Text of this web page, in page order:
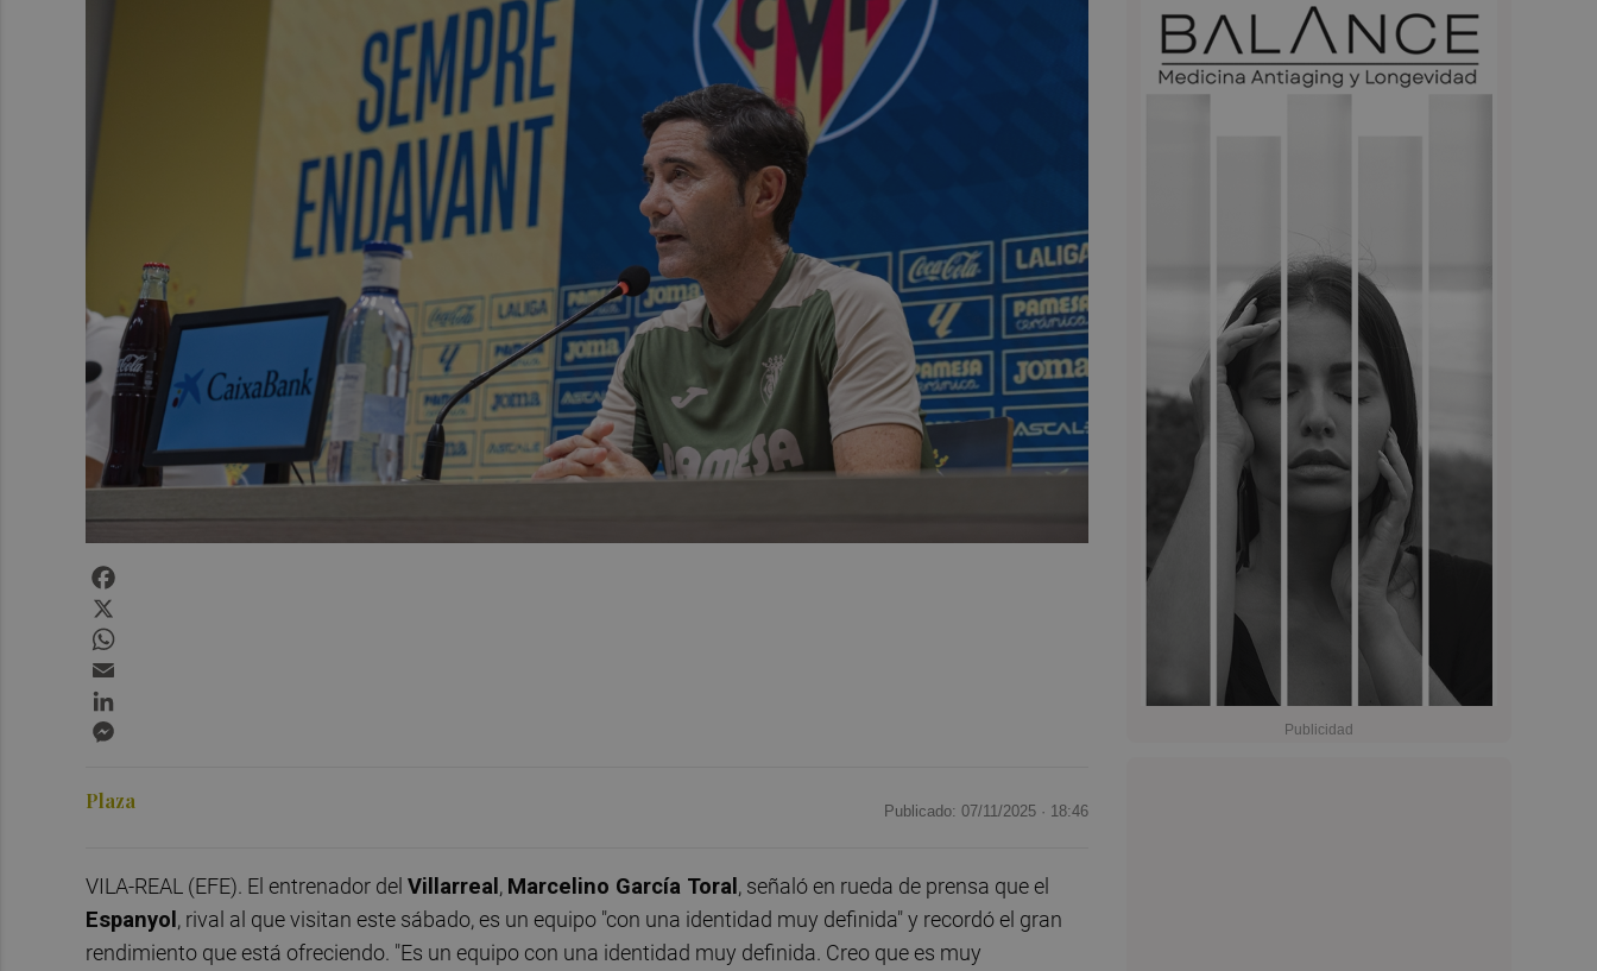
Plaza Publicado: 07/11/2025 · 18:46
VILA-REAL (EFE). El entrenador del Villarreal , Marcelino García Toral , señaló en rueda de prensa que el
Espanyol , rival al que visitan este sábado, es un equipo "con una identidad muy definida" y recordó el gran
rendimiento que está ofreciendo. "Es un equipo con una identidad muy definida. Creo que es muy